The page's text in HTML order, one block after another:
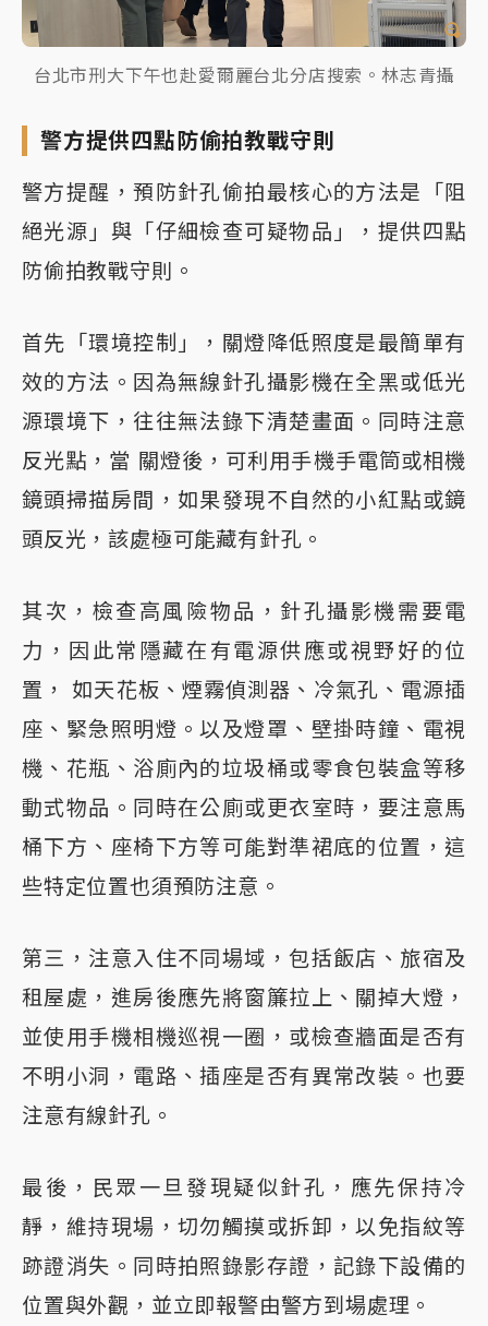
台北市刑大下午也赴愛爾麗台北分店搜索。林志青攝
警方提供四點防偷拍教戰守則
警方提醒，預防針孔偷拍最核心的方法是「阻
絕光源」與「仔細檢查可疑物品」，提供四點
防偷拍教戰守則。
首先「環境控制」，關燈降低照度是最簡單有
效的方法。因為無線針孔攝影機在全黑或低光
源環境下，往往無法錄下清楚畫面。同時注意
反光點，當 關燈後，可利用手機手電筒或相機
鏡頭掃描房間，如果發現不自然的小紅點或鏡
頭反光，該處極可能藏有針孔。
其次，檢查高風險物品，針孔攝影機需要電
力，因此常隱藏在有電源供應或視野好的位
置， 如天花板、煙霧偵測器、冷氣孔、電源插
座、緊急照明燈。以及燈罩、壁掛時鐘、電視
機、花瓶、浴廁內的垃圾桶或零食包裝盒等移
動式物品。同時在公廁或更衣室時，要注意馬
桶下方、座椅下方等可能對準裙底的位置，這
些特定位置也須預防注意。
第三，注意入住不同場域，包括飯店、旅宿及
租屋處，進房後應先將窗簾拉上、關掉大燈，
並使用手機相機巡視一圈，或檢查牆面是否有
不明小洞，電路、插座是否有異常改裝。也要
注意有線針孔。
最後，民眾一旦發現疑似針孔，應先保持冷
靜，維持現場，切勿觸摸或拆卸，以免指紋等
跡證消失。同時拍照錄影存證，記錄下設備的
位置與外觀，並立即報警由警方到場處理。